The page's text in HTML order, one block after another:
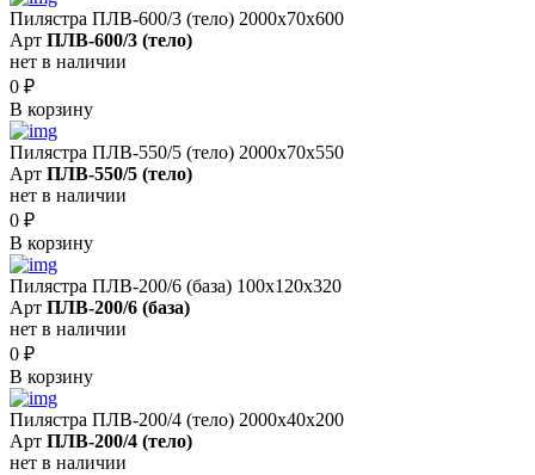
Пилястра ПЛВ-600/3 (тело) 2000х70х600
Арт ПЛВ-600/3 (тело)
нет в наличии
0 ₽
В корзину
Пилястра ПЛВ-550/5 (тело) 2000х70х550
Арт ПЛВ-550/5 (тело)
нет в наличии
0 ₽
В корзину
Пилястра ПЛВ-200/6 (база) 100х120х320
Арт ПЛВ-200/6 (база)
нет в наличии
0 ₽
В корзину
Пилястра ПЛВ-200/4 (тело) 2000х40х200
Арт ПЛВ-200/4 (тело)
нет в наличии